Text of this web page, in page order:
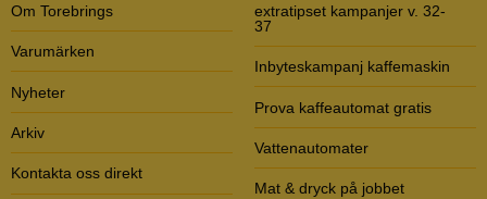
Om Torebrings
Varumärken
Nyheter
Arkiv
Kontakta oss direkt
extratipset kampanjer v. 32-
37
Inbyteskampanj kaffemaskin
Prova kaffeautomat gratis
Vattenautomater
Mat & dryck på jobbet